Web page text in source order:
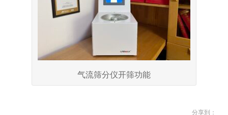
气流筛分仪开筛功能
分享到：